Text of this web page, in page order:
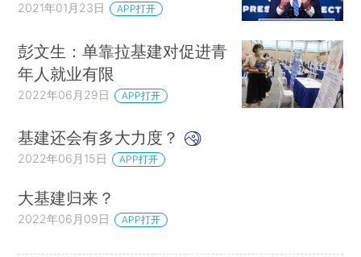
2021年01月23日 APP打开
彭文生：单靠拉基建对促进青
年人就业有限
2022年06月29日 APP打开
基建还会有多大力度？
2022年06月15日 APP打开
大基建归来？
2022年06月09日 APP打开